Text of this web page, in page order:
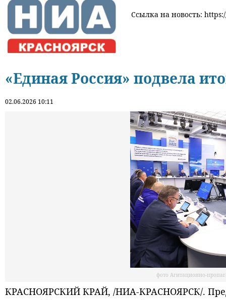
Ссылка на новость:
«Единая Россия» подвела
02.06.2026 10:11
фото Агитационно-
КРАСНОЯРСКИЙ КРАЙ, /НИА-КРАСНОЯРСК/.